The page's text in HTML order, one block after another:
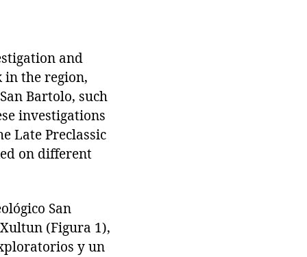
and
in the region,
Bartolo, such
investigations
Late Preclassic
on different
San
(Figura 1),
y un